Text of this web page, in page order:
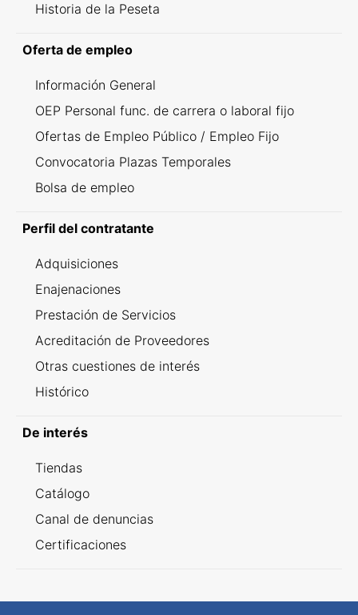
Historia de la Peseta
Oferta de empleo
Información General
OEP Personal func. de carrera o laboral fijo
Ofertas de Empleo Público / Empleo Fijo
Convocatoria Plazas Temporales
Bolsa de empleo
Perfil del contratante
Adquisiciones
Enajenaciones
Prestación de Servicios
Acreditación de Proveedores
Otras cuestiones de interés
Histórico
De interés
Tiendas
Catálogo
Canal de denuncias
Certificaciones